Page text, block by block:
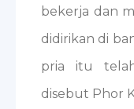
bekerja dan
didirikan di
pria itu
disebut Phor